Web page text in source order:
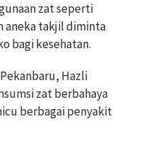
zat seperti
aneka takjil diminta
bagi kesehatan.
Hazli
zat berbahaya
berbagai penyakit